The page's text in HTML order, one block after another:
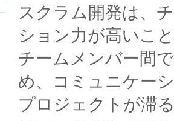
スクラム開発は、
ション力が高いこ
チームメンバー間
め、コミュニケー
プロジェクトが滞